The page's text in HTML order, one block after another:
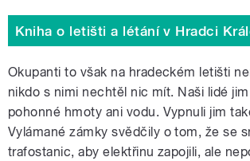
Kniha o letišti a létání v Hradci
Okupanti to však na hradeckém letišti
nikdo s nimi nechtěl nic mít. Naši lidé
pohonné hmoty ani vodu. Vypnuli jim
Vylámané zámky svědčily o tom, že se
trafostanic, aby elektřinu zapojili, ale